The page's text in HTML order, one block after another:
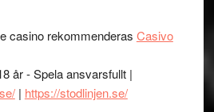
casino rekommenderas Casivo
år - Spela ansvarsfullt |
| https://stodlinjen.se/